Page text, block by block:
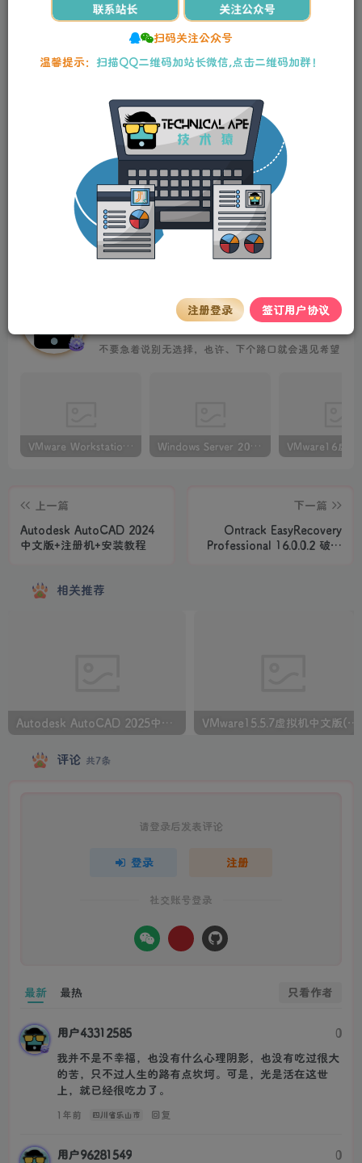
AutoCAD全集+注册机 设计创作
资源分享
点赞 14 分享 收藏
No matter what happened in the past, you have to believe
that the best is yet to come.
无论过去发生过什么，你都要相信，最好的尚未到来
关注
12
32.1W+
不要急着说别无选择，也许、下个路口就会遇见希望
VMware Workstation PRO v17.6.4 正式版_虚拟机(带激活密钥) Windows Server 2022激活密钥 2024 5月更新
上一篇
Autodesk AutoCAD 2024
中文版+注册机+安装教程
下一篇
Ontrack EasyRecovery
Professional 16.0.0.2 破解
相关推荐
Autodesk AutoCAD 2025中文版+注册机+安装教程 VMware15.5.7虚拟机中文版(附永久许可证激活密钥)
评论 共7条
请登录后发表评论
登录 注册
社交账号登录
最新 最热 只看作者
用户43312585
0
我并不是不幸福，也没有什么心理阴影，也没有吃过很大
的苦，只不过人生的路有点坎坷。可是，光是活在这世
上，就已经很吃力了。
1年前 四川省乐山市 回复
用户96281549
0
扫码关注公众号
温馨提示： 扫描QQ二维码加站长微信,点击二维码加群！
注册登录 签订用户协议